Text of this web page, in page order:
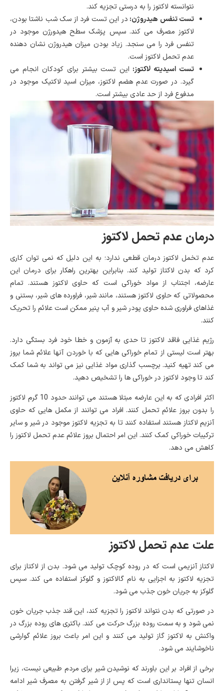
نتوانسته لاکتوز را به درستی تجزیه کند.
تست تنفس هیدروژن: در این تست فرد از سک شب ناشتا بودن،
لاکتوز مصرف می کند. سپس پزشک سطح هیدورژن موجود در
تنفس فرد را می سنجد. زیاد بودن میزان هیدروژن نشان دهنده
عدم تحمل لاکتوز است.
تست اسیدیته لاکتوز: این تست بیشتر برای کودکان انجام می
گیرد. در صورت عدم هضم لاکتوز، میزان اسید لاکتیک موجود در
مدفوع فرد از حد عادی بیشتر است.
درمان عدم تحمل لاکتوز
عدم تخمل لاکتوز درمان قطعی ندارد؛ به این دلیل که نمی توان کاری
کرد که بدن لاکتاز تولید کند. بنابراین بهترین راهکار برای درمان این
عارضه، اجتناب از مواد خوراکی است که حاوی لاکتوز هستند. تمام
محصولاتی که حاوی لاکتوز هستند، مانند شیر، فراورده های شیر، بستنی و
غذاهای فراوری شده حاوی پودر شیر و آب پنیر ممکن است علائم را تحریک
کنند.
رژیم غذایی فاقد لاکتوز تا حدی به آزمون و خطا خود فرد بستگی دارد.
بهتر است لیستی از تمام خوراکی هایی که با خوردن آنها علائم شما بروز
می کند تهیه کنید. برچسب گذاری مواد غذایی نیز می تواند به شما کمک
کند تا وجود لاکتوز در خوراکی ها را تشخیص دهید.
اکثر افرادی که به این عارضه مبتلا هستند می توانند حدود 10 گرم لاکتوز
را بدون بروز علائم تحمل کنند. افراد می توانند از مکمل هایی که حاوی
آنزیم لاکتاز هستند استفاده کنند تا به تجزیه لاکتوز موجود در شیر و سایر
ترکیبات خوراکی کمک کنند. این امر احتمال بروز علائم عدم تحمل لاکتوز را
کاهش می دهد.
علت عدم تحمل لاکتوز
لاکتاز آنزیمی است که در روده کوچک تولید می شود. بدن از لاکتاز برای
تجزیه لاکتوز به اجزایی به نام گالاکتوز و گلوکز استفاده می کند. سپس
گلوکز به جریان خون جذب می شود.
در صورتی که بدن نتواند لاکتوز را تجزیه کند، این قند جذب جریان خون
نمی شود و به سمت روده بزرگ حرکت می کند. باکتری های روده بزرگ در
واکنش به لاکتوز گاز تولید می کنند و این امر باعث بروز علائم گوارشی
ناخوشایند می شود.
برخی از افراد بر این باورند که نوشیدن شیر برای مردم طبیعی نیست، زیرا
انسان تنها پستانداری است که پس از از شیر گرفتن به مصرف شیر ​​ادامه